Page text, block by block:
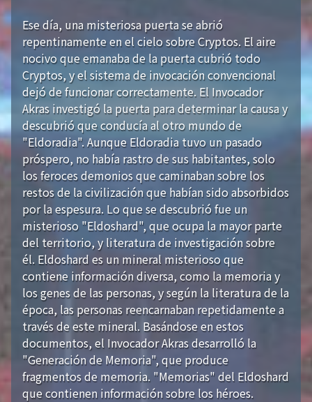
Ese día, una misteriosa puerta se abrió
repentinamente en el cielo sobre Cryptos. El aire
nocivo que emanaba de la puerta cubrió todo
Cryptos, y el sistema de invocación convencional
dejó de funcionar correctamente. El Invocador
Akras investigó la puerta para determinar la causa y
descubrió que conducía al otro mundo de
"Eldoradia". Aunque Eldoradia tuvo un pasado
próspero, no había rastro de sus habitantes, solo
los feroces demonios que caminaban sobre los
restos de la civilización que habían sido absorbidos
por la espesura. Lo que se descubrió fue un
misterioso "Eldoshard", que ocupa la mayor parte
del territorio, y literatura de investigación sobre
él. Eldoshard es un mineral misterioso que
contiene información diversa, como la memoria y
los genes de las personas, y según la literatura de la
época, las personas reencarnaban repetidamente a
través de este mineral. Basándose en estos
documentos, el Invocador Akras desarrolló la
"Generación de Memoria", que produce
fragmentos de memoria. "Memorias" del Eldoshard
que contienen información sobre los héroes.